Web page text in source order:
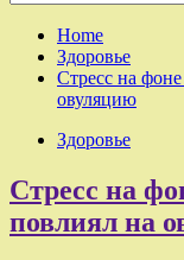
Home
Здоровье
Стресс на
овуляцию
Здоровье
Стресс на
повлиял на